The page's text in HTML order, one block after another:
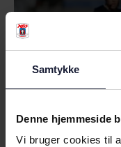
Samtykke
Denne hjemmeside
Vi bruger cookies til